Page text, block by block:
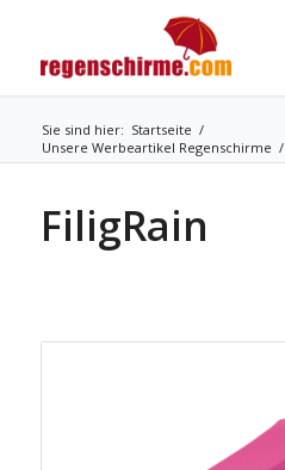
Sie sind hier: Startseite /
Unsere Werbeartikel Regenschirme /
FiligRain